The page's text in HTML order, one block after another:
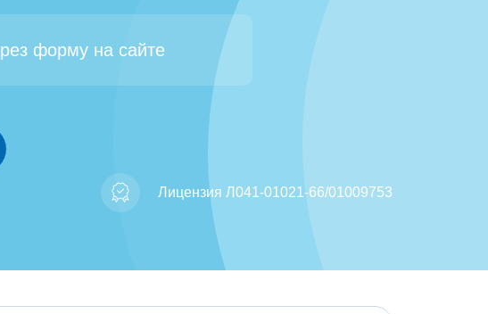
форму на сайте
Лицензия Л041-01021-66/01009753